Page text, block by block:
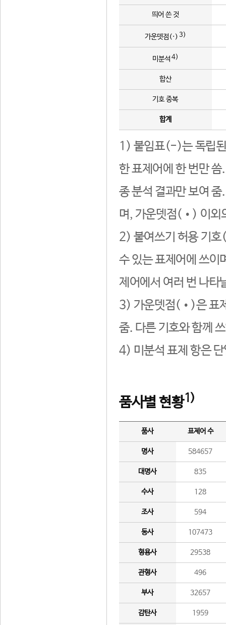
띄어 쓴 것
가운뎃점(·) 3)
미분석 4)
합산
기호 중복
합계
1) 붙임표(-)는 독립된
한 표제어에 한 번만
종 분석 결과만 보여
며, 가운뎃점(•) 이외
2) 붙여쓰기 허용 기호
수 있는 표제어에 쓰이
제어에서 여러 번 나타
3) 가운뎃점(•)은 표
줌. 다른 기호와 함께
4) 미분석 표제 항은
품사별 현황1)
품사 표제어 수
명사 584657
대명사 835
수사 128
조사 594
동사 107473
형용사 29538
관형사 496
부사 32657
감탄사 1959